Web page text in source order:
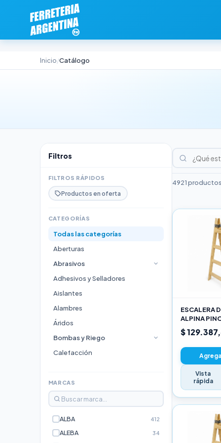
Inicio/Catálogo
Filtros
FILTROS RÁPIDOS
Productos en oferta
CATEGORÍAS
Todas las categorías
Aberturas
Abrasivos
Adhesivos y Selladores
Aislantes
Alambres
Áridos
Bombas y Riego
Calefacción
Durlock
Electricidad e Iluminación
MARCAS
ALBA 412
ALEBA 34
4921
ESCALERA
ALPINA
3,00M PRO
$
Vista
rápida